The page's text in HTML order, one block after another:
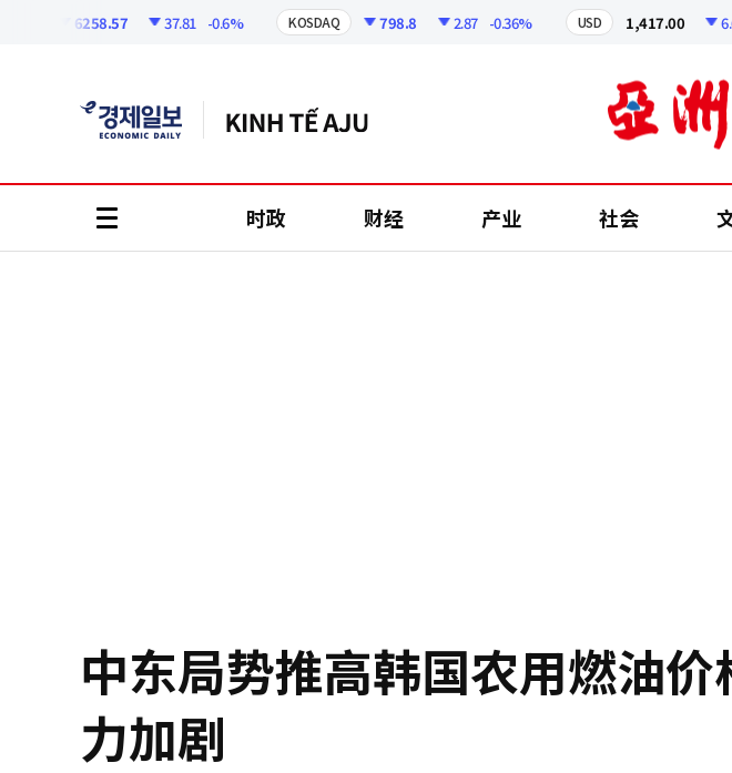
6258.57 37.81 -0.6% KOSDAQ 798.8 2.87 -0.36% USD 1,417.00 6.6 -
时政 财经 产业 社会
中东局势推高韩国农用燃油
力加剧